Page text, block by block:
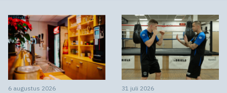
6 augustus 2026 31 juli 2026